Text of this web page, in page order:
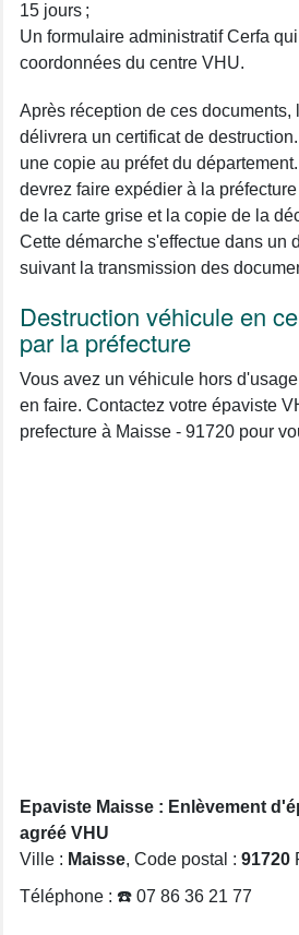
15 jours ;
Un formulaire administratif Cerfa
coordonnées du centre VHU.
Après réception de ces documents,
délivrera un certificat de
une copie au préfet du
devrez faire expédier à la
de la carte grise et la copie de la
Cette démarche s'effectue dans un
suivant la transmission des
Destruction véhicule en
par la préfecture
Vous avez un véhicule hors
en faire. Contactez votre épaviste
prefecture à Maisse - 91720 pour
Epaviste Maisse : Enlèvement
agréé VHU
Ville : Maisse, Code postal : 91720
Téléphone : ☎️ 07 86 36 21 77